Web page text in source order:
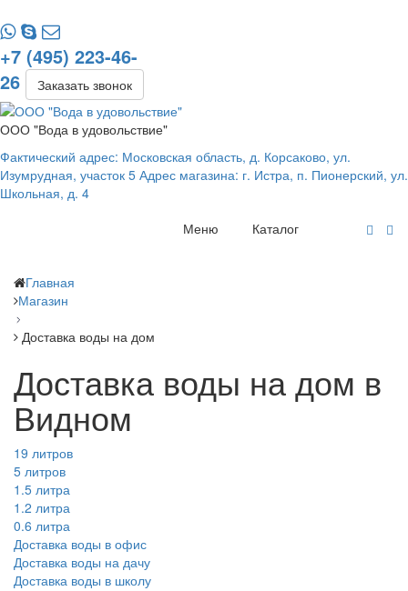
+7 (495) 223-46-
26
Заказать звонок
ООО "Вода в удовольствие"
Фактический адрес: Московская область, д. Корсаково, ул.
Изумрудная, участок 5 Адрес магазина: г. Истра, п. Пионерский, ул.
Школьная, д. 4
Каталог
Меню
Главная
Магазин
Доставка воды на дом
Доставка воды на дом в
Видном
19 литров
5 литров
1.5 литра
1.2 литра
0.6 литра
Доставка воды в офис
Доставка воды на дачу
Доставка воды в школу